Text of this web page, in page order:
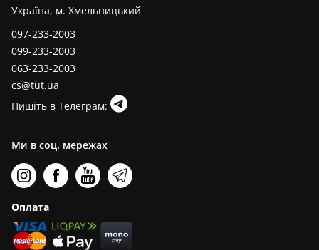
Україна, м. Хмельницький
097-233-2003
099-233-2003
063-233-2003
cs@tut.ua
Пишіть в Телеграм:
Ми в соц. мережах
Оплата